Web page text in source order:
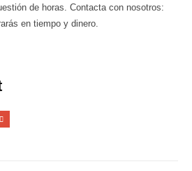
de horas. Contacta con nosotros:
en tiempo y dinero.